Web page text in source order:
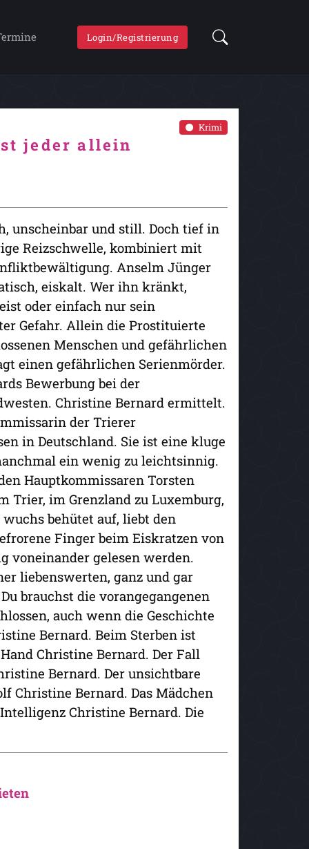
Login/Registrierung
Krimi
jeder allein
unscheinbar und still. Doch tief in
Reizschwelle, kombiniert mit
Anselm Jünger
eiskalt. Wer ihn kränkt,
oder einfach nur sein
Gefahr. Allein die Prostituierte
Menschen und gefährlichen
einen gefährlichen Serienmörder.
Bewerbung bei der
Christine Bernard ermittelt.
der Trierer
in Deutschland. Sie ist eine kluge
ein wenig zu leichtsinnig.
Hauptkommissaren Torsten
Trier, im Grenzland zu Luxemburg,
behütet auf, liebt den
Finger beim Eiskratzen von
voneinander gelesen werden.
liebenswerten, ganz und gar
brauchst die vorangegangenen
auch wenn die Geschichte
Bernard. Beim Sterben ist
Christine Bernard. Der Fall
Bernard. Der unsichtbare
Christine Bernard. Das Mädchen
Christine Bernard. Die